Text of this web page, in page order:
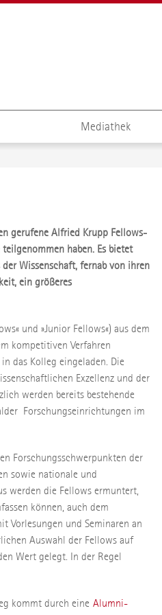
Mediathek
gerufene Alfried Krupp Fellows-
haben. Es bietet
Wissenschaft, fernab von ihren
ein größeres
und »Junior Fellows«) aus dem
kompetitiven Verfahren
das Kolleg eingeladen. Die
Exzellenz und der
werden bereits bestehende
Forschungseinrichtungen im
Forschungsschwerpunkten der
sowie nationale und
werden die Fellows ermuntert,
können, auch dem
Vorlesungen und Seminaren an
Auswahl der Fellows auf
Wert gelegt. In der Regel
kommt durch eine Alumni-